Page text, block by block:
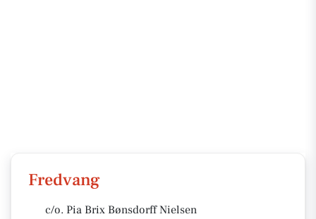
Fredvang
c/o. Pia Brix Bønsdorff Nielsen